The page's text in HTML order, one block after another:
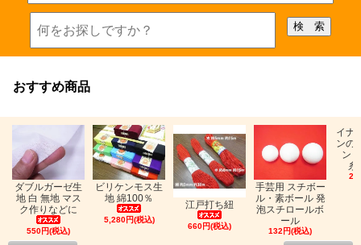
おすすめ商品
ダブルガーゼ生
地 白 無地 マス
ク作りなどに
550円(税込)
ビリケンモス生
地 綿100％
5,280円(税込)
江戸打ち紐
660円(税込)
手芸用 スチボー
ル・素ボール 発
泡スチロールボ
ール
132円(税込)
イナ
ンの
ン
糸